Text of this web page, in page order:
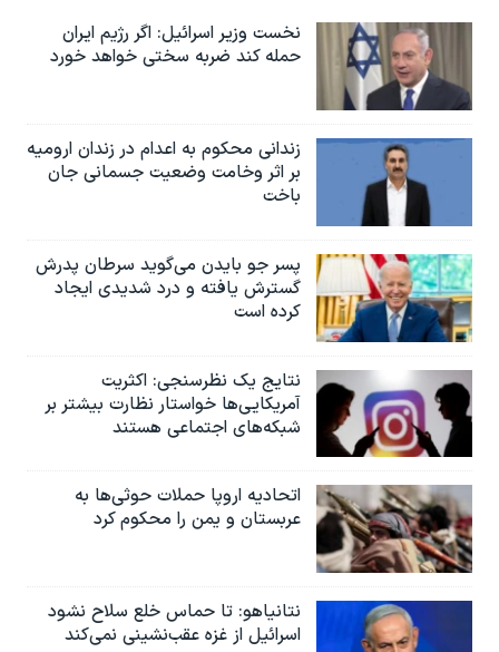
نخست وزیر اسرائيل: اگر رژیم ایران
حمله کند ضربه سختی خواهد خورد
زندانی محکوم به اعدام در زندان ارومیه
بر اثر وخامت وضعیت جسمانی جان
باخت
پسر جو بایدن می‌گوید سرطان پدرش
گسترش یافته و درد شدیدی ایجاد
کرده است
نتایج یک نظرسنجی: اکثریت
آمریکایی‌ها خواستار نظارت بیشتر بر
شبکه‌های اجتماعی هستند
اتحادیه اروپا حملات حوثی‌ها به
عربستان و یمن را محکوم کرد
نتانیاهو: تا حماس خلع سلاح نشود
اسرائیل از غزه عقب‌نشینی نمی‌کند